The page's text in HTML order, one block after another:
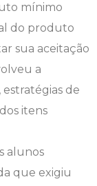
mínimo
do produto
sua aceitação
a
de
itens
alunos
que exigiu